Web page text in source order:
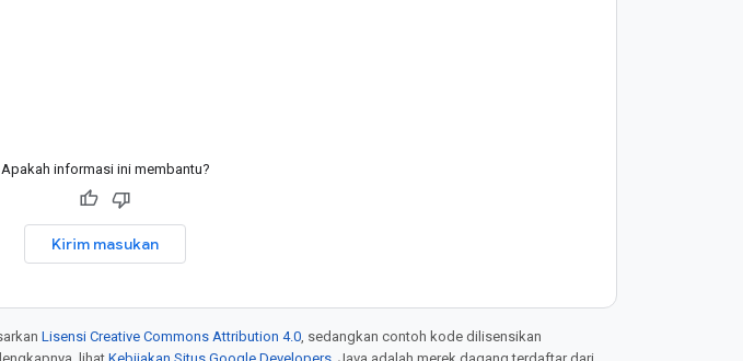
Apakah informasi ini membantu?
Kirim masukan
Lisensi Creative Commons Attribution 4.0, sedangkan contoh kode dilisensikan